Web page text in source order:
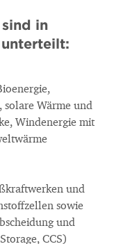
in
Wärme und
Windenergie mit
und
sowie
und
CCS)